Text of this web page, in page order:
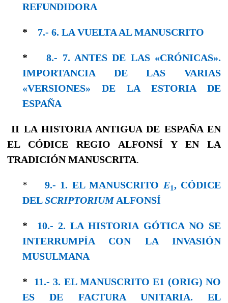
REFUNDIDORA
* 7.- 6. LA VUELTA AL MANUSCRITO
*8.- 7. ANTES DE LAS «CRÓNICAS».
IMPORTANCIA DE LAS VARIAS
«VERSIONES» DE LA ESTORIA DE
ESPAÑA
II LA HISTORIA ANTIGUA DE ESPAÑAEN
EL CÓDICE REGIO ALFONSÍ Y EN LA
TRADICIÓN MANUSCRITA.
* 9.- 1. EL MANUSCRITO E1, CÓDICE
DELSCRIPTORIUMALFONSÍ
* 10.- 2. LA HISTORIA GÓTICA NO SE
INTERRUMPÍA CON LA INVASIÓN
MUSULMANA
* 11.- 3. EL MANUSCRITO E1 (ORIG) NO
ES DE FACTURA UNITARIA. EL